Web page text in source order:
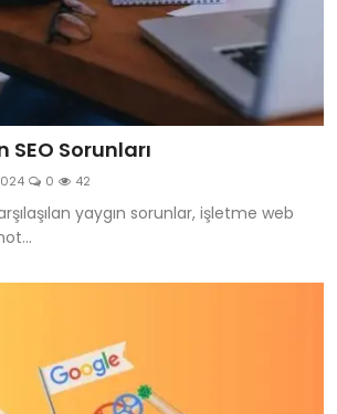
SEO Sorunları
0 42
yaygın sorunlar, işletme web